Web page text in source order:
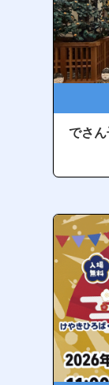
でさん